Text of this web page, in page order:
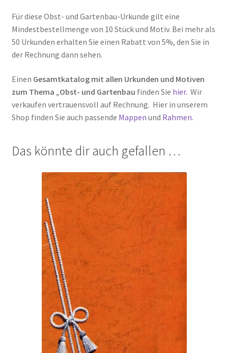
Für diese Obst- und Gartenbau-Urkunde gilt eine
Mindestbestellmenge von 10 Stück und Motiv. Bei mehr als
50 Urkunden erhalten Sie einen Rabatt von 5%, den Sie in
der Rechnung dann sehen.
Einen Gesamtkatalog mit allen Urkunden und Motiven
zum Thema „Obst- und Gartenbau finden Sie hier. Wir
verkaufen vertrauensvoll auf Rechnung. Hier in unserem
Shop finden Sie auch passende Mappen und Rahmen.
Das könnte dir auch gefallen …